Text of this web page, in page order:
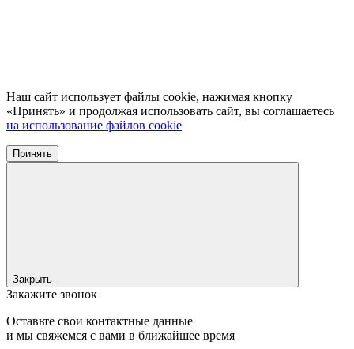
Наш сайт использует файлы cookie, нажимая кнопку
«Принять» и продолжая использовать сайт, вы соглашаетесь
на использование файлов cookie
Принять
Закрыть
Закажите звонок
Оставьте свои контактные данные
и мы свяжемся с вами в ближайшее время